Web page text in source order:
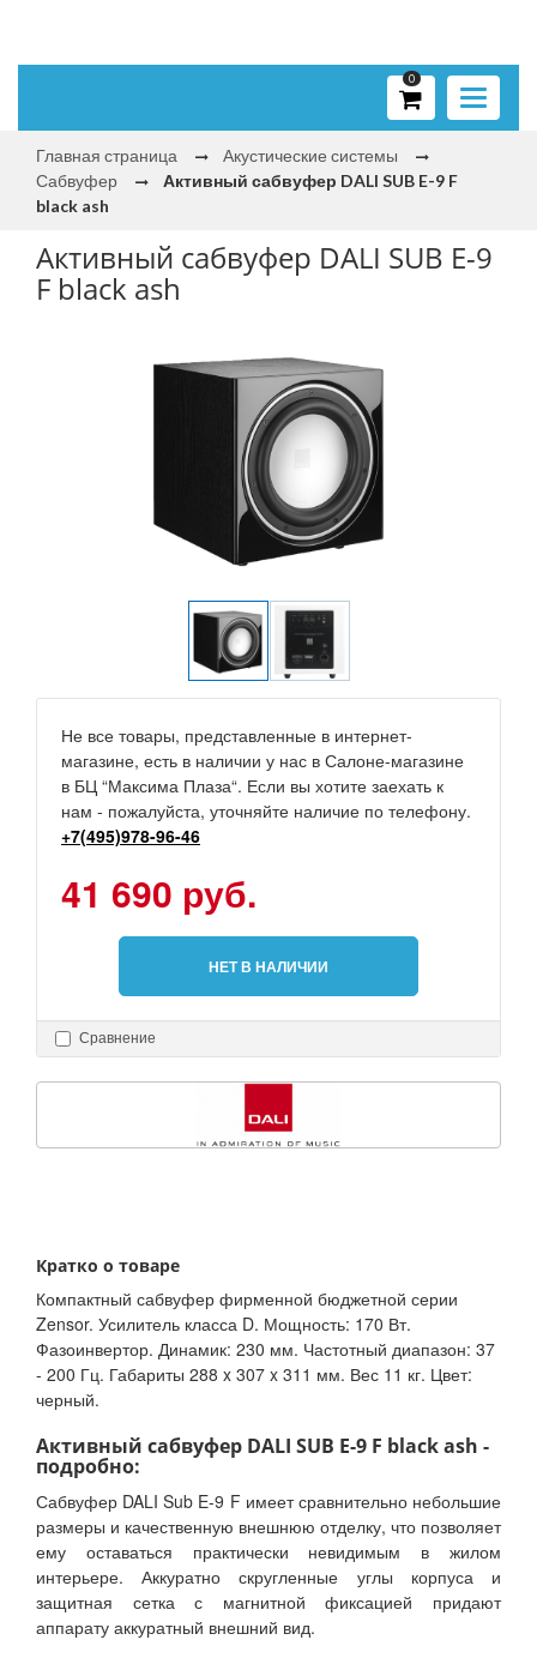
Toggle
0
Главная страница
Акустические системы
Сабвуфер
Активный сабвуфер DALI SUB E-9 F
black ash
Активный сабвуфер DALI SUB E-9
F black ash
Не все товары, представленные в интернет-
магазине, есть в наличии у нас в Салоне-магазине
в БЦ “Максима Плаза“. Если вы хотите заехать к
нам - пожалуйста, уточняйте наличие по телефону.
+7(495)978-96-46
41 690 руб.
НЕТ В НАЛИЧИИ
Сравнение
Кратко о товаре
Компактный сабвуфер фирменной бюджетной серии
Zensor. Усилитель класса D. Мощность: 170 Вт.
Фазоинвертор. Динамик: 230 мм. Частотный диапазон: 37
- 200 Гц. Габариты 288 x 307 x 311 мм. Вес 11 кг. Цвет:
черный.
Активный сабвуфер DALI SUB E-9 F black ash -
подробно:
Сабвуфер DALI Sub E-9 F имеет сравнительно небольшие
размеры и качественную внешнюю отделку, что позволяет
ему оставаться практически невидимым в жилом
интерьере. Аккуратно скругленные углы корпуса и
защитная сетка с магнитной фиксацией придают
аппарату аккуратный внешний вид.